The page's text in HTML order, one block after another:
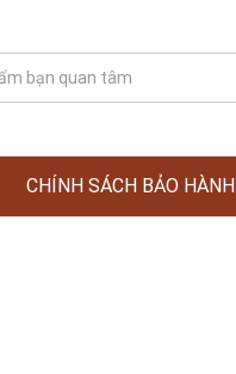
CHÍNH SÁCH BẢO HÀNH